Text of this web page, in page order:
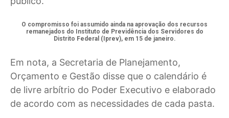
O compromisso foi assumido ainda na aprovação dos recursos
remanejados do Instituto de Previdência dos Servidores do
Distrito Federal (Iprev), em 15 de janeiro.
Em nota, a Secretaria de Planejamento,
Orçamento e Gestão disse que o calendário é
de livre arbítrio do Poder Executivo e elaborado
de acordo com as necessidades de cada pasta.